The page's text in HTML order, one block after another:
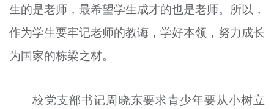
生的是老师，最希望学生成才的也是老师。所以，
作为学生要牢记老师的教诲，学好本领，努力成长
为国家的栋梁之材。
校党支部书记周晓东要求青少年要从小树立